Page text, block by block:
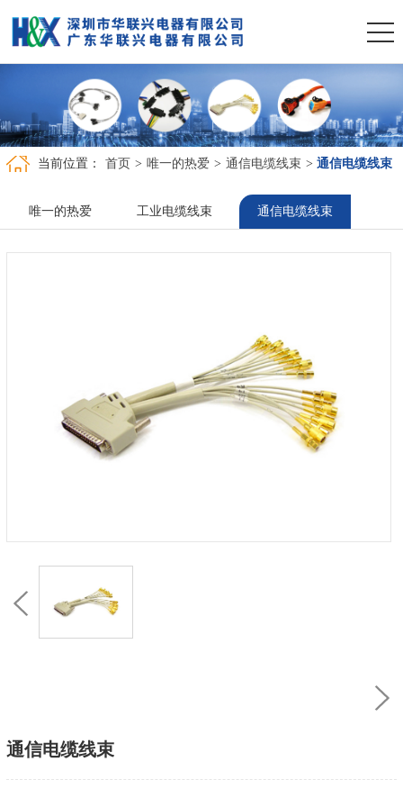
当前位置： 首页 > 唯一的热爱 > 通信电缆线束 > 通信电缆线束
唯一的热爱 工业电缆线束 通信电缆线束
通信电缆线束